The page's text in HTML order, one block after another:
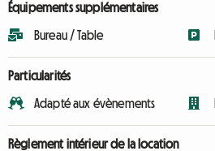
Équipements supplémentaires
Bureau / Table
Particularités
Adapté aux évènements
Règlement intérieur de la location